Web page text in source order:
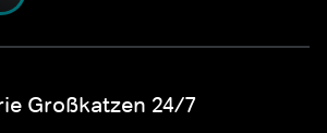
Großkatzen 24/7